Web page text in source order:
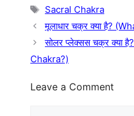
Tags
Sacral Chakra
मूलाधार चक्र क्या है?
सोलर प्लेक्सस चक्र क्या
Chakra?)
Leave a Comment